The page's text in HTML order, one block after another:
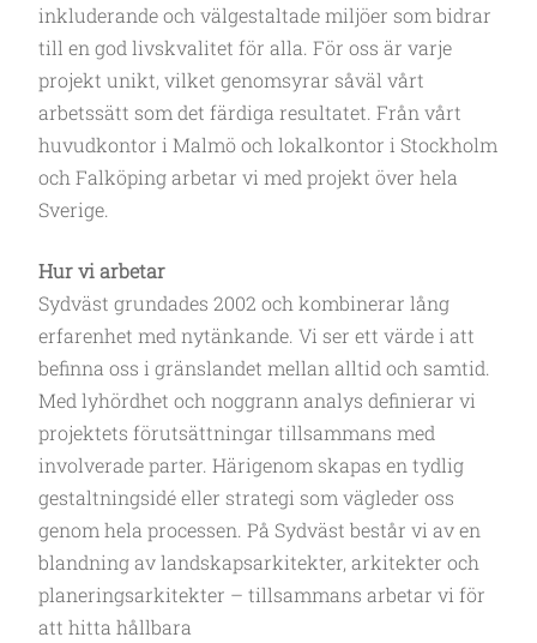
inkluderande och välgestaltade miljöer som bidrar
till en god livskvalitet för alla. För oss är varje
projekt unikt, vilket genomsyrar såväl vårt
arbetssätt som det färdiga resultatet. Från vårt
huvudkontor i Malmö och lokalkontor i Stockholm
och Falköping arbetar vi med projekt över hela
Sverige.
Hur vi arbetar
Sydväst grundades 2002 och kombinerar lång
erfarenhet med nytänkande. Vi ser ett värde i att
befinna oss i gränslandet mellan alltid och samtid.
Med lyhördhet och noggrann analys definierar vi
projektets förutsättningar tillsammans med
involverade parter. Härigenom skapas en tydlig
gestaltningsidé eller strategi som vägleder oss
genom hela processen. På Sydväst består vi av en
blandning av landskapsarkitekter, arkitekter och
planeringsarkitekter – tillsammans arbetar vi för
att hitta hållbara